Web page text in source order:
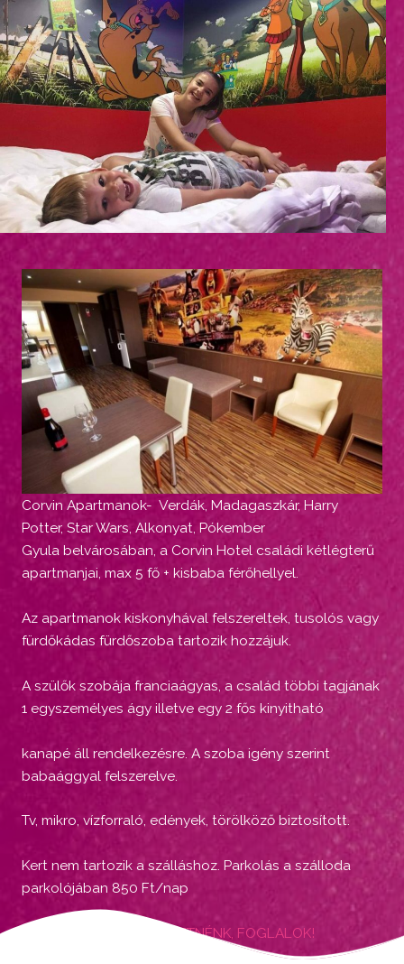
Corvin Apartmanok- Verdák, Madagaszkár, Harry
Potter, Star Wars, Alkonyat, Pókember
Gyula belvárosában, a Corvin Hotel családi kétlégterű
apartmanjai, max 5 fő + kisbaba férőhellyel.
Az apartmanok kiskonyhával felszereltek, tusolós vagy
fürdőkádas fürdőszoba tartozik hozzájuk.
A szülők szobája franciaágyas, a család többi tagjának
1 egyszemélyes ágy illetve egy 2 fős kinyitható
kanapé áll rendelkezésre. A szoba igény szerint
babaággyal felszerelve.
Tv, mikro, vízforraló, edények, törölköző biztosított.
Kert nem tartozik a szálláshoz. Parkolás a szálloda
parkolójában 850 Ft/nap
PIHENNI SZERETNÉNK, FOGLALOK!